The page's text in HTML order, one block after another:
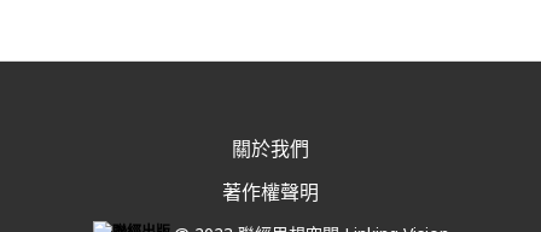
關於我們
著作權聲明